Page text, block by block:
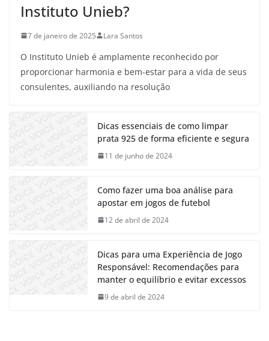
Instituto Unieb?
7 de janeiro de 2025 Lara Santos
O Instituto Unieb é amplamente reconhecido por
proporcionar harmonia e bem-estar para a vida de seus
consulentes, auxiliando na resolução
Dicas essenciais de como limpar
prata 925 de forma eficiente e segura
11 de junho de 2024
Como fazer uma boa análise para
apostar em jogos de futebol
12 de abril de 2024
Dicas para uma Experiência de Jogo
Responsável: Recomendações para
manter o equilíbrio e evitar excessos
9 de abril de 2024